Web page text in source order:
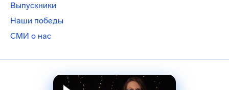
Выпускники
Наши победы
СМИ о нас